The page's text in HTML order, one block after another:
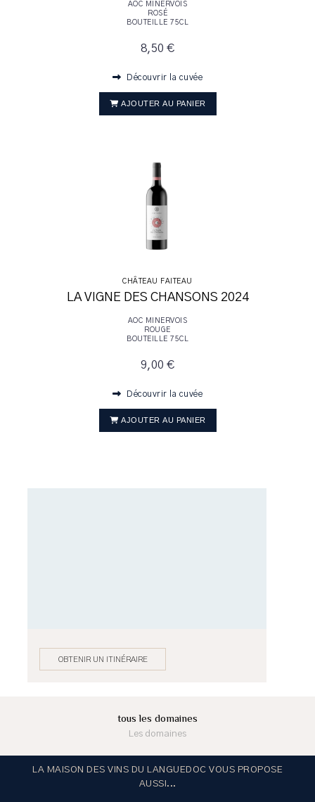
AOC MINERVOIS
ROSÉ
BOUTEILLE 75CL
8,50 €
Découvrir la cuvée
AJOUTER AU PANIER
CHÂTEAU FAITEAU
LA VIGNE DES CHANSONS 2024
AOC MINERVOIS
ROUGE
BOUTEILLE 75CL
9,00 €
Découvrir la cuvée
AJOUTER AU PANIER
OBTENIR UN ITINÉRAIRE
tous les domaines
Les domaines
LA MAISON DES VINS DU LANGUEDOC VOUS PROPOSE
AUSSI...